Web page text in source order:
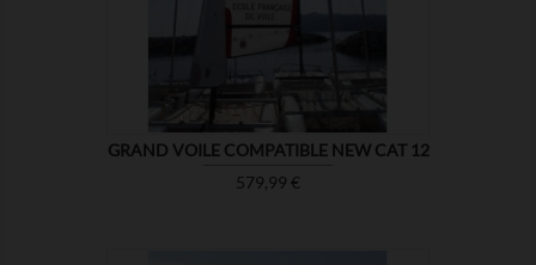
GRAND VOILE COMPATIBLE NEW CAT 12
Prix
579,99 €